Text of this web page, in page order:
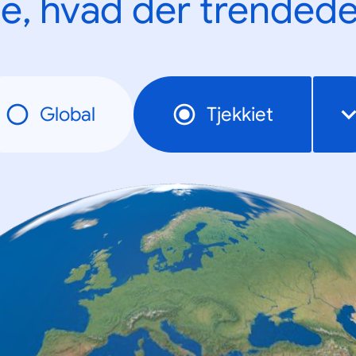
hvad der
Global Tjekkiet